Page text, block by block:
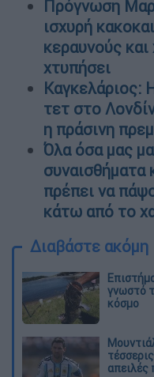
Πρόγνωση
ισχυρή
κεραυνούς
χτυπήσει
Καγκελάριος:
τετ στο
η πράσινη
Όλα όσα μας
συναισθήματα
πρέπει να
κάτω από το
Διαβάστε ακόμη
γνωστό
κόσμο
απειλές